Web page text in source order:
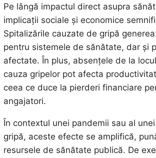
Pe lângă impactul direct asupra
implicații sociale și economice
Spitalizările cauzate de gripă
pentru sistemele de sănătate, dar și
afectate. În plus, absențele de la
cauza gripelor pot afecta
ceea ce duce la pierderi financiare
angajatori.
În contextul unei pandemii sau al
gripă, aceste efecte se amplifică,
resursele de sănătate publică. De